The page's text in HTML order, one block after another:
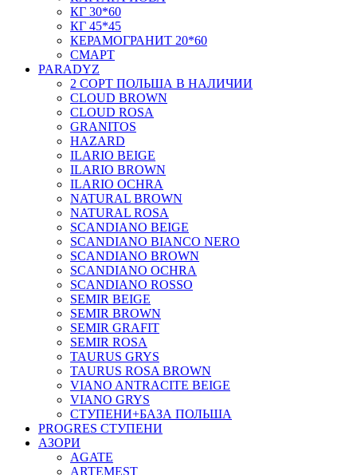
КГ 30*60
КГ 45*45
КЕРАМОГРАНИТ 20*60
СМАРТ
PARADYZ
2 СОРТ ПОЛЬША В НАЛИЧИИ
CLOUD BROWN
CLOUD ROSA
GRANITOS
HAZARD
ILARIO BEIGE
ILARIO BROWN
ILARIO OCHRA
NATURAL BROWN
NATURAL ROSA
SCANDIANO BEIGE
SCANDIANO BIANCO NERO
SCANDIANO BROWN
SCANDIANO OCHRA
SCANDIANO ROSSO
SEMIR BEIGE
SEMIR BROWN
SEMIR GRAFIT
SEMIR ROSA
TAURUS GRYS
TAURUS ROSA BROWN
VIANO ANTRACITE BEIGE
VIANO GRYS
СТУПЕНИ+БАЗА ПОЛЬША
PROGRES СТУПЕНИ
АЗОРИ
AGATE
ARTEMEST